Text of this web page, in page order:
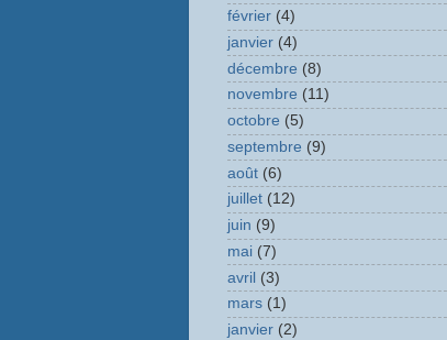
février (4)
janvier (4)
décembre (8)
novembre (11)
octobre (5)
septembre (9)
août (6)
juillet (12)
juin (9)
mai (7)
avril (3)
mars (1)
janvier (2)